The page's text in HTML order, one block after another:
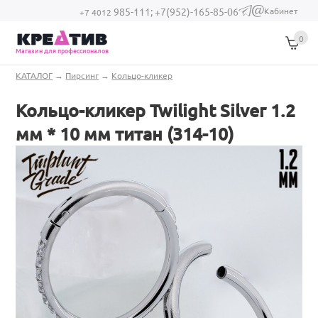
Перейти к основному содержанию
+7 4012 985-111;+7(952)-165-85-06
(link sends e-
Кабинет
Магазин для профессионалов
0
Вы здесь
КАТАЛОГ → Пирсинг → Кольцо-кликер
Кольцо-кликер Twilight Silver 1.2
мм * 10 мм титан (314-10)